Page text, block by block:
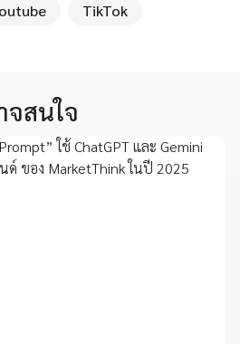
TikTok
จสนใจ